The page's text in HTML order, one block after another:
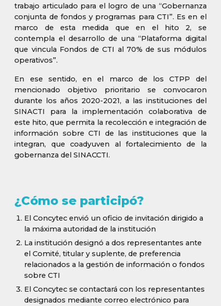
trabajo articulado para el logro de una “Gobernanza
conjunta de fondos y programas para CTI”. Es en el
marco de esta medida que en el hito 2, se
contempla el desarrollo de una “Plataforma digital
que vincula Fondos de CTI al 70% de sus módulos
operativos”.
En ese sentido, en el marco de los CTPP del
mencionado objetivo prioritario se convocaron
durante los años 2020-2021, a las instituciones del
SINACTI para la implementación colaborativa de
este hito, que permita la recolección e integración de
información sobre CTI de las instituciones que la
integran, que coadyuven al fortalecimiento de la
gobernanza del SINACCTI.
¿Cómo se participó?
El Concytec envió un oficio de invitación dirigido a
la máxima autoridad de la institución
La institución designó a dos representantes ante
el Comité, titular y suplente, de preferencia
relacionados a la gestión de información o fondos
sobre CTI
El Concytec se contactará con los representantes
designados mediante correo electrónico para